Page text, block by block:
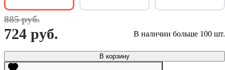
885 руб.
724 руб. В наличии больше 100 шт.
В корзину